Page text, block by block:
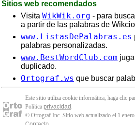
Sitios web recomendados
Visita WikWik.org - para
a partir de las palabras de
www.ListasDePalabras.es
palabras personalizadas.
www.BestWordClub.com
duplicado.
Ortograf.ws que buscar
Este sitio utiliza cookie informática, haga clic
Política privacidad .
© Ortograf Inc. Sitio web actualizado el 1